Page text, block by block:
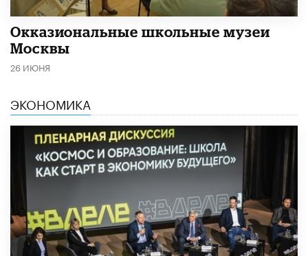
​Окказиональные школьные музеи
Москвы
26 ИЮНЯ
ЭКОНОМИКА